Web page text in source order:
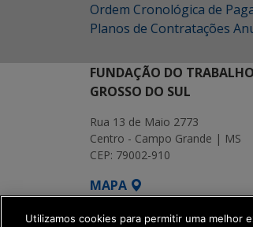
Ordem Cronológica de
Planos de Contratações
FUNDAÇÃO DO
GROSSO DO SUL
Rua 13 de Maio 2773
Centro - Campo Grande | MS
CEP: 79002-910
MAPA
SETDIG | Secretaria-
Utilizamos cookies para permitir uma melhor